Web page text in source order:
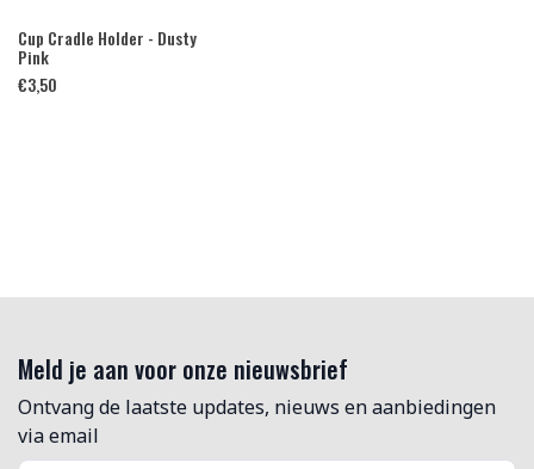
Cup Cradle Holder - Dusty
Pink
€3,50
Meld je aan voor onze nieuwsbrief
Ontvang de laatste updates, nieuws en aanbiedingen
via email